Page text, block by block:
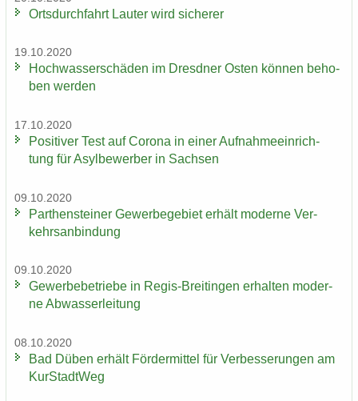
Orts­durch­fahrt Lau­ter wird si­che­rer
19.10.2020
Hoch­was­ser­schä­den im Dresd­ner Osten kön­nen be­ho­
ben wer­den
17.10.2020
Po­si­ti­ver Test auf Co­ro­na in einer Auf­nah­me­ein­rich­
tung für Asyl­be­wer­ber in Sach­sen
09.10.2020
Par­then­stei­ner Ge­wer­be­ge­biet er­hält mo­der­ne Ver­
kehrs­an­bin­dung
09.10.2020
Ge­wer­be­be­trie­be in Regis-​Breitingen er­hal­ten mo­der­
ne Ab­was­ser­lei­tung
08.10.2020
Bad Düben er­hält För­der­mit­tel für Ver­bes­se­run­gen am
Kur­Stadt­Weg